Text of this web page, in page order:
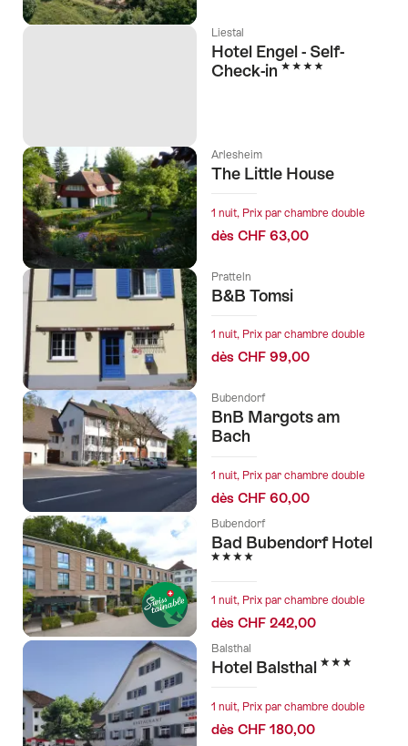
Liestal
Hotel Engel - Self-
Check-in 4 étoiles
Arlesheim
The Little House
1 nuit, Prix par chambre double
dès CHF 63,00
Pratteln
B&B Tomsi
1 nuit, Prix par chambre double
dès CHF 99,00
Bubendorf
BnB Margots am
Bach
1 nuit, Prix par chambre double
dès CHF 60,00
Bubendorf
Bad Bubendorf Hotel
4 étoiles
1 nuit, Prix par chambre double
dès CHF 242,00
Balsthal
Hotel Balsthal 3 étoiles
1 nuit, Prix par chambre double
dès CHF 180,00